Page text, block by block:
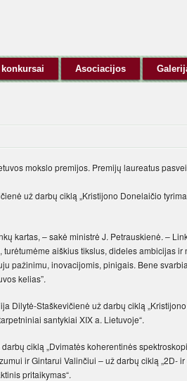
Asociacijos
mokslo premijos. Premijų laureatus
už darbų ciklą „Kristijono Donelaičio
kartas, – sakė ministrė J. Petrauskienė. –
aiškius tikslus, dideles ambicijas ir
pažinimu, inovacijomis, pinigais. Bene
kelias”.
Dilytė-Staškevičienė už darbų ciklą
santykiai XIX a. Lietuvoje“.
ciklą „Dvimatės koherentinės
ir Gintarui Valinčiui – už darbų ciklą „2D-
pritaikymas“.